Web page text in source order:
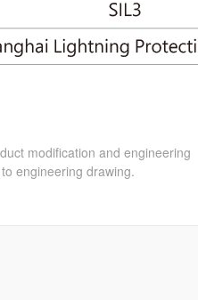
modification and engineering
engineering drawing.